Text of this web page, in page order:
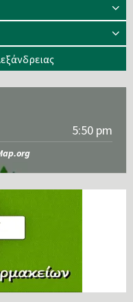
5:50 pm